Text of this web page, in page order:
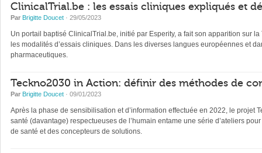
ClinicalTrial.be : les essais cliniques expliqués et
Par Brigitte Doucet · 29/05/2023
Un portail baptisé ClinicalTrial.be, initié par Esperity, a fait son apparition sur
les modalités d’essais cliniques. Dans les diverses langues européennes et
pharmaceutiques.
Teckno2030 in Action: définir des méthodes de
Par Brigitte Doucet · 09/01/2023
Après la phase de sensibilisation et d’information effectuée en 2022, le projet
santé (davantage) respectueuses de l’humain entame une série d’ateliers
de santé et des concepteurs de solutions.